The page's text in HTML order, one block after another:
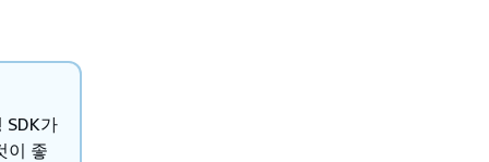
SDK가
이 좋